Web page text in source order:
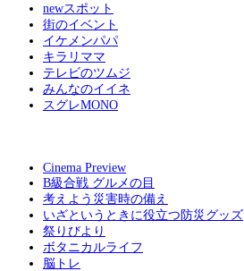
newスポット
街のイベント
イケメンパパ
キラリママ
テレビのツムジ
みんなのイイネ
スグレMONO
Cinema Preview
B級合戦 グルメの目
考えよう災害時の備え
いざというときに役立つ防災グッズ
祭りびより
ボタニカルライフ
脳トレ